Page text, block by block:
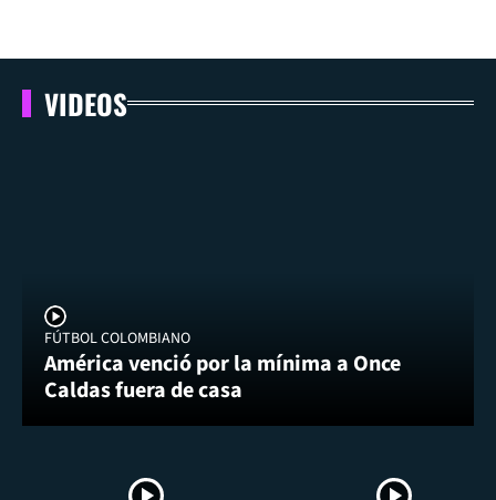
VIDEOS
FÚTBOL COLOMBIANO
América venció por la mínima a Once
Caldas fuera de casa